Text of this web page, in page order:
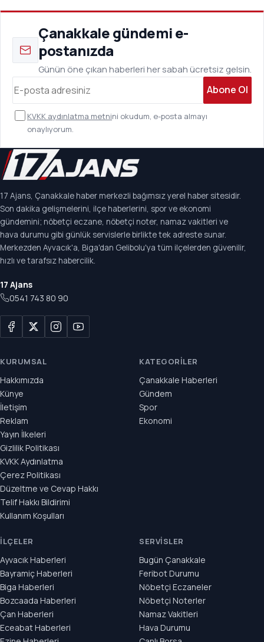
Çanakkale gündemi e-
postanızda
Günün öne çıkan haberleri her sabah ücretsiz gelsin.
Abone Ol
KVKK aydınlatma metnini okudum, e-posta almayı
onaylıyorum.
17 Ajans, Çanakkale haber merkezli bağımsız yerel haber sitesidir.
Son dakika gelişmelerini, ilçe haberlerini, spor ve ekonomi
gündemini; nöbetçi eczane, nöbetçi noter, namaz vakitleri ve
hava durumu gibi günlük servislerle birlikte tek adreste sunar.
Merkezden Ayvacık'a, Biga'dan Gelibolu'ya tüm ilçelerden güvenilir,
hızlı ve tarafsız habercilik.
17 Ajans
0541 743 80 90
KURUMSAL
Hakkımızda
Künye
İletişim
Reklam
Yayın İlkeleri
Gizlilik Politikası
KVKK Aydınlatma
Çerez Politikası
Düzeltme ve Cevap Hakkı
Telif Hakkı Bildirimi
Kullanım Koşulları
KATEGORILER
Çanakkale Haberleri
Gündem
Spor
Ekonomi
İLÇELER
Ayvacık Haberleri
Bayramiç Haberleri
Biga Haberleri
Bozcaada Haberleri
Çan Haberleri
Eceabat Haberleri
SERVISLER
Bugün Çanakkale
Feribot Durumu
Nöbetçi Eczaneler
Nöbetçi Noterler
Namaz Vakitleri
Hava Durumu